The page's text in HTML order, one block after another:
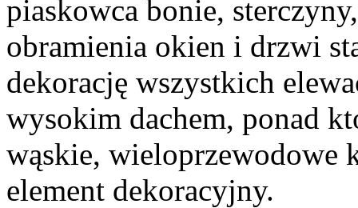
piaskowca bonie,
obramienia okien i drzwi
dekorację wszystkich
wysokim dachem, ponad
wąskie, wieloprzewodowe
element dekoracyjny.